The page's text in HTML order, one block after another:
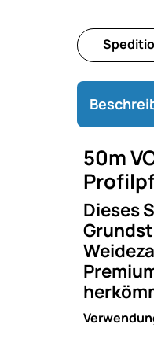
50m
Dieses